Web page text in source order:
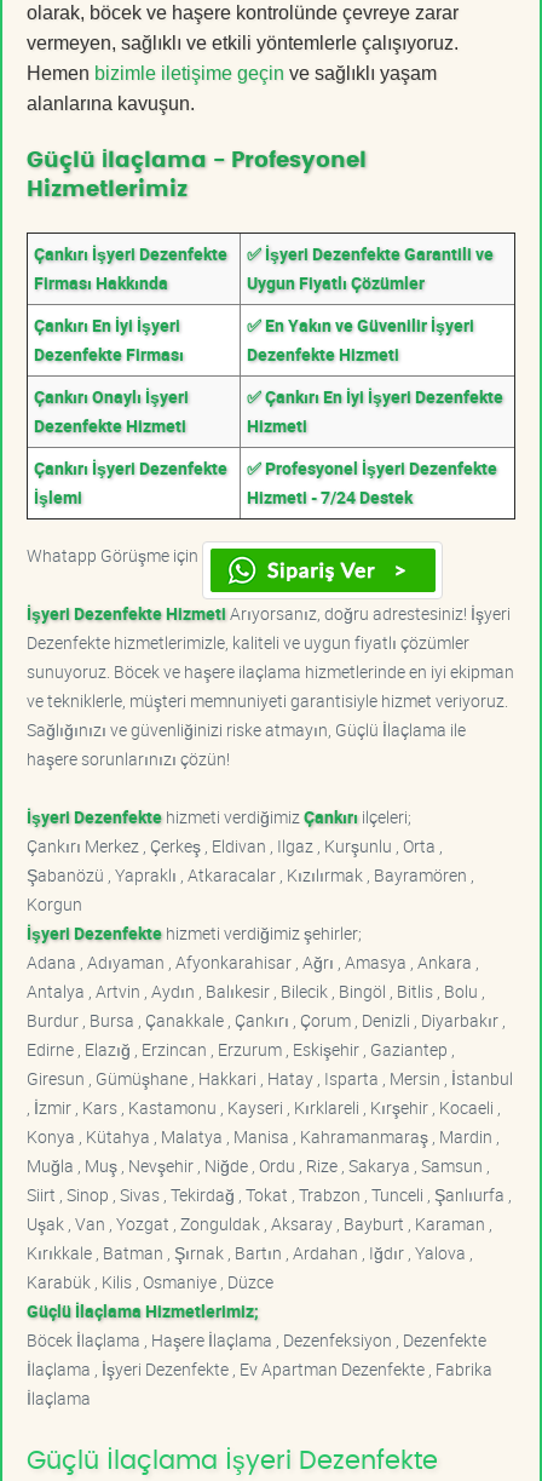
olarak, böcek ve haşere kontrolünde çevreye zarar
vermeyen, sağlıklı ve etkili yöntemlerle çalışıyoruz.
Hemen bizimle iletişime geçin ve sağlıklı yaşam
alanlarına kavuşun.
Güçlü İlaçlama - Profesyonel
Hizmetlerimiz
Çankırı İşyeri Dezenfekte
Firması Hakkında
✅ İşyeri Dezenfekte Garantili ve
Uygun Fiyatlı Çözümler
Çankırı En İyi İşyeri
Dezenfekte Firması
✅ En Yakın ve Güvenilir İşyeri
Dezenfekte Hizmeti
Çankırı Onaylı İşyeri
Dezenfekte Hizmeti
✅ Çankırı En İyi İşyeri Dezenfekte
Hizmeti
Çankırı İşyeri Dezenfekte
İşlemi
✅ Profesyonel İşyeri Dezenfekte
Hizmeti - 7/24 Destek
Whatapp Görüşme için
İşyeri Dezenfekte HizmetiArıyorsanız, doğru adrestesiniz! İşyeri
Dezenfekte hizmetlerimizle, kaliteli ve uygun fiyatlı çözümler
sunuyoruz. Böcek ve haşere ilaçlama hizmetlerinde en iyi ekipman
ve tekniklerle, müşteri memnuniyeti garantisiyle hizmet veriyoruz.
Sağlığınızı ve güvenliğinizi riske atmayın, Güçlü İlaçlama ile
haşere sorunlarınızı çözün!
İşyeri Dezenfektehizmeti verdiğimiz Çankırı ilçeleri;
Çankırı Merkez , Çerkeş , Eldivan , Ilgaz , Kurşunlu , Orta ,
Şabanözü , Yapraklı , Atkaracalar , Kızılırmak , Bayramören ,
Korgun
İşyeri Dezenfektehizmeti verdiğimiz şehirler;
Adana , Adıyaman , Afyonkarahisar , Ağrı , Amasya , Ankara ,
Antalya , Artvin , Aydın , Balıkesir , Bilecik , Bingöl , Bitlis , Bolu ,
Burdur , Bursa , Çanakkale , Çankırı , Çorum , Denizli , Diyarbakır ,
Edirne , Elazığ , Erzincan , Erzurum , Eskişehir , Gaziantep ,
Giresun , Gümüşhane , Hakkari , Hatay , Isparta , Mersin , İstanbul
, İzmir , Kars , Kastamonu , Kayseri , Kırklareli , Kırşehir , Kocaeli ,
Konya , Kütahya , Malatya , Manisa , Kahramanmaraş , Mardin ,
Muğla , Muş , Nevşehir , Niğde , Ordu , Rize , Sakarya , Samsun ,
Siirt , Sinop , Sivas , Tekirdağ , Tokat , Trabzon , Tunceli , Şanlıurfa ,
Uşak , Van , Yozgat , Zonguldak , Aksaray , Bayburt , Karaman ,
Kırıkkale , Batman , Şırnak , Bartın , Ardahan , Iğdır , Yalova ,
Karabük , Kilis , Osmaniye , Düzce
Güçlü İlaçlama Hizmetlerimiz;
Böcek İlaçlama , Haşere İlaçlama , Dezenfeksiyon , Dezenfekte
İlaçlama , İşyeri Dezenfekte , Ev Apartman Dezenfekte , Fabrika
İlaçlama
Güçlü İlaçlama İşyeri Dezenfekte